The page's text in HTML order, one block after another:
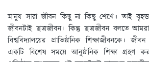
মানুষ সারা জীবন কিছু না কিছু শেখে। তাই
জীবনটাই ছাত্রজীবন। কিন্তু ছাত্রজীবন বলতে
বিশ্ববিদ্যালয়ের প্রাতিষ্ঠানিক শিক্ষাজীবনকে।
একটি বিশেষ সময়ে আনুষ্ঠানিক শিক্ষা গ্রহণ